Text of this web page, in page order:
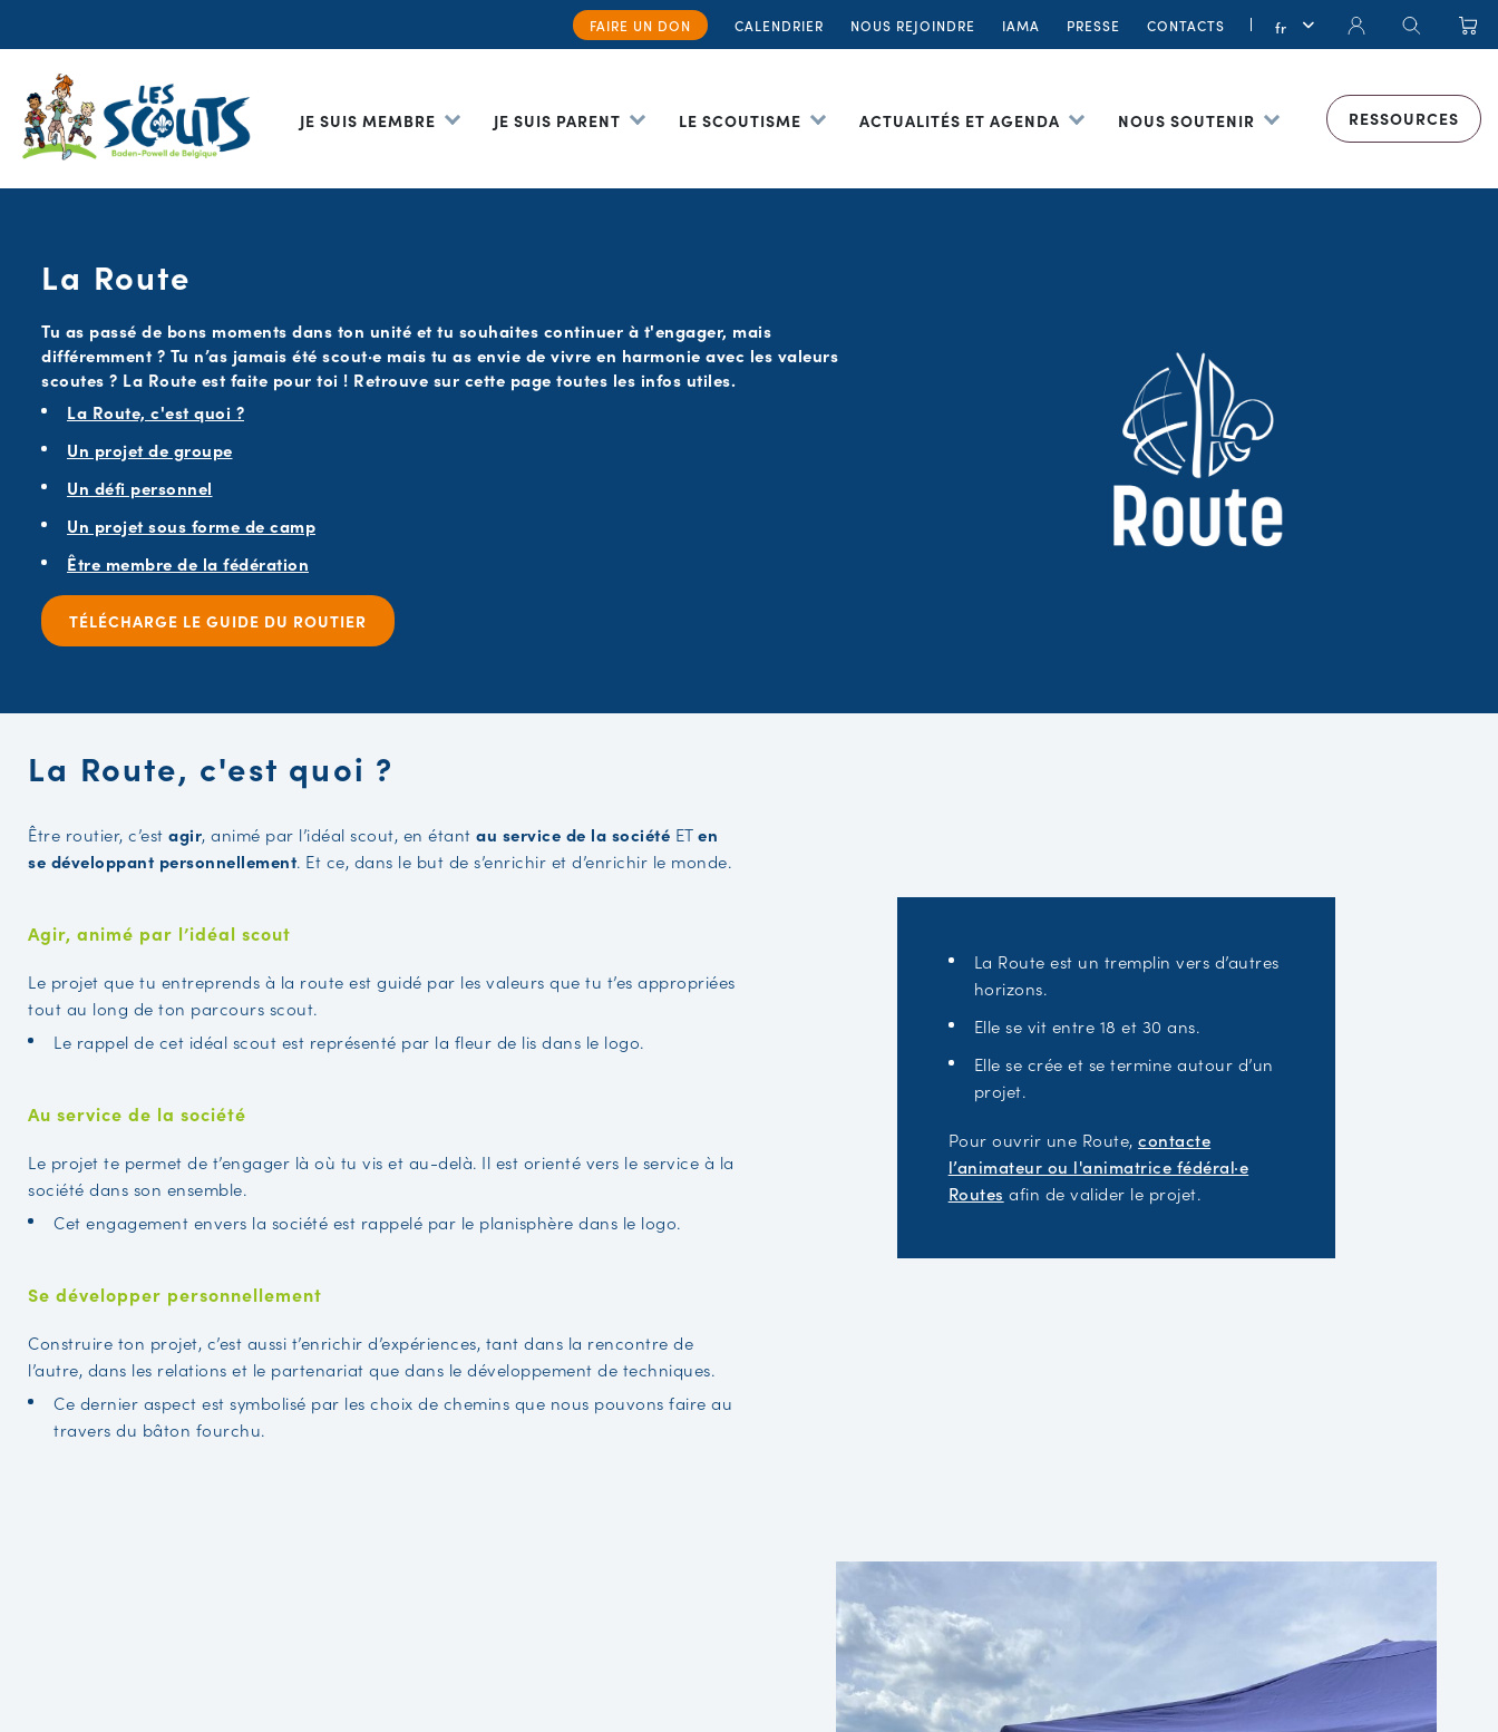
FAIRE UN DON CALENDRIER NOUS REJOINDRE IAMA PRESSE CONTACTS
JE SUIS MEMBRE JE SUIS PARENT LE SCOUTISME ACTUALITÉS ET AGENDA NOUS SOUTENIR RESSOURCES
La Route
Tu as passé de bons moments dans ton unité et tu souhaites continuer à t'engager, mais
différemment ? Tu n’as jamais été scout·e mais tu as envie de vivre en harmonie avec les valeurs
scoutes ? La Route est faite pour toi ! Retrouve sur cette page toutes les infos utiles.
La Route, c'est quoi ?
Un projet de groupe
Un défi personnel
Un projet sous forme de camp
Être membre de la fédération
TÉLÉCHARGE LE GUIDE DU ROUTIER
La Route, c'est quoi ?
Être routier, c’est agir, animé par l’idéal scout, en étant au service de la société ETen
se développant personnellement. Et ce, dans le but de s’enrichir et d’enrichir le monde.
Agir, animé par l’idéal scout
Le projet que tu entreprends à la route est guidé par les valeurs que tu t’es appropriées
tout au long de ton parcours scout.
Le rappel de cet idéal scout est représenté par la fleur de lis dans le logo.
Au service de la société
Le projet te permet de t’engager là où tu vis et au-delà. Il est orienté vers le service à la
société dans son ensemble.
Cet engagement envers la société est rappelé par le planisphère dans le logo.
Se développer personnellement
Construire ton projet, c’est aussi t’enrichir d’expériences, tant dans la rencontre de
l’autre, dans les relations et le partenariat que dans le développement de techniques.
Ce dernier aspect est symbolisé par les choix de chemins que nous pouvons faire au
travers du bâton fourchu.
La Route est un tremplin vers d’autres
horizons.
Elle se vit entre 18 et 30 ans.
Elle se crée et se termine autour d’un
projet.
Pour ouvrir une Route,contacte
l’animateur ou l'animatrice fédéral·e
Routes afin de valider le projet.